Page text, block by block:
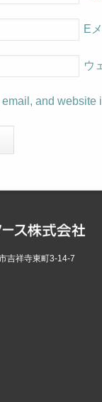
E
ウ
and website
吉祥寺東町3-14-7